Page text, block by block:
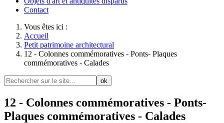
Contact
Vous êtes ici :
Accueil
Petit patrimoine architectural
12 - Colonnes commémoratives - Ponts- Plaques
commémoratives - Calades
ok
12 - Colonnes commémoratives - Ponts-
Plaques commémoratives - Calades